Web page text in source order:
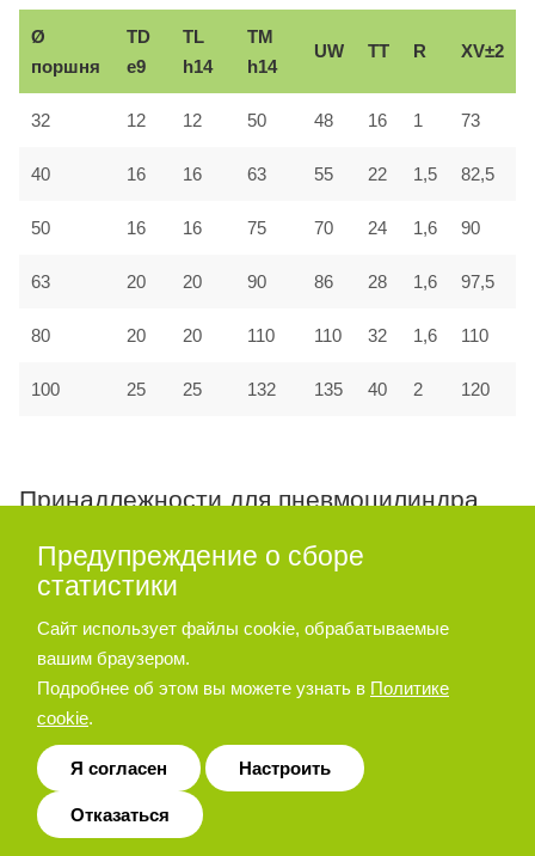
Ø
поршня
TD
e9
TL
h14
TM
h14
UW TT R XV±2
32 12 12 50 48 16 1 73
40 16 16 63 55 22 1,5 82,5
50 16 16 75 70 24 1,6 90
63 20 20 90 86 28 1,6 97,5
80 20 20 110 110 32 1,6 110
100 25 25 132 135 40 2 120
Принадлежности для пневмоцилиндра
Опора угловая
Предупреждение о сборе
статистики
Сайт использует файлы cookie, обрабатываемые
вашим браузером.
Подробнее об этом вы можете узнать в Политике
cookie.
Я согласен Настроить
Отказаться